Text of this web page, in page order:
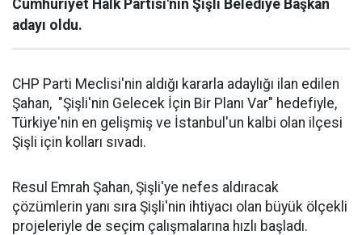
Cumhuriyet Halk Partisi'nin Şişli Belediye Başkan
adayı oldu.
CHP Parti Meclisi'nin aldığı kararla adaylığı ilan edilen
Şahan, "Şişli'nin Gelecek İçin Bir Planı Var" hedefiyle,
Türkiye'nin en gelişmiş ve İstanbul'un kalbi olan ilçesi
Şişli için kolları sıvadı.
Resul Emrah Şahan, Şişli'ye nefes aldıracak
çözümlerin yanı sıra Şişli'nin ihtiyacı olan büyük ölçekli
projeleriyle de seçim çalışmalarına hızlı başladı.